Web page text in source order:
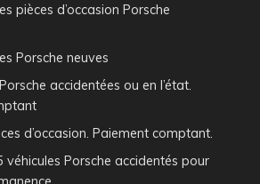
pièces d’occasion Porsche
Porsche neuves
accidentées ou en l’état.
d’occasion. Paiement comptant.
véhicules Porsche accidentés pour